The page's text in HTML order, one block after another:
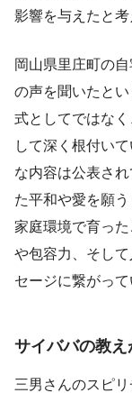
影響を与えたと考
岡山県里庄町の
の声を聞いたと
式としてではな
して深く根付い
な内容は公表さ
た平和や愛を願
家庭環境で育っ
や包容力、そし
セージに繋がって
サイババの教
三男さんのスピ